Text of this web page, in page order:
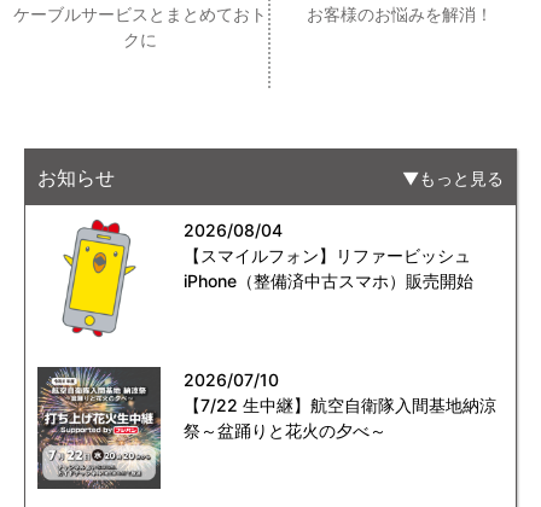
ケーブルサービスとまとめておト
クに
お客様のお悩みを解消！
お知らせ もっと見る
2026/08/04
【スマイルフォン】リファービッシュ
iPhone（整備済中古スマホ）販売開始
2026/07/10
【7/22 生中継】航空自衛隊入間基地納涼
祭～盆踊りと花火の夕べ～